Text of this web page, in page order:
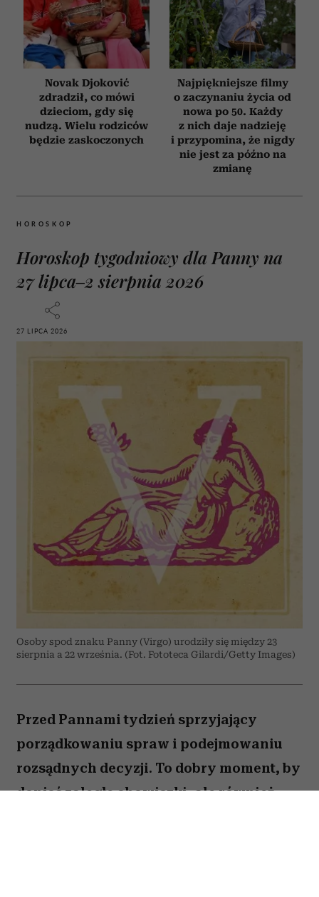
Novak Djoković
zdradził, co mówi
dzieciom, gdy się
nudzą. Wielu rodziców
będzie zaskoczonych
Najpiękniejsze filmy
o zaczynaniu życia od
nowa po 50. Każdy
z nich daje nadzieję
i przypomina, że nigdy
nie jest za późno na
zmianę
HOROSKOP
Horoskop tygodniowy dla Panny na
27 lipca–2 sierpnia 2026
27 LIPCA 2026
Osoby spod znaku Panny (Virgo) urodziły się między 23
sierpnia a 22 września. (Fot. Fototeca Gilardi/Getty Images)
Przed Pannami tydzień sprzyjający
porządkowaniu spraw i podejmowaniu
rozsądnych decyzji. To dobry moment, by
dopiąć zaległe obowiązki, ale również